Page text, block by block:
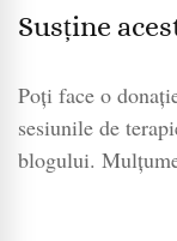
Susține
Poți face o
sesiunile de
blogului.